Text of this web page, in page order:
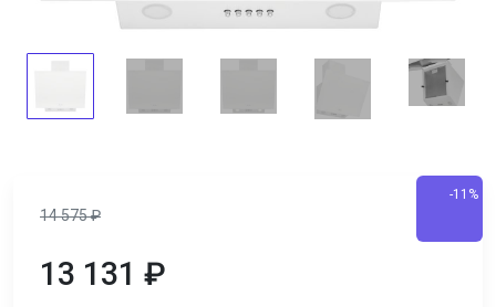
14 575₽
-11%
13 131 ₽